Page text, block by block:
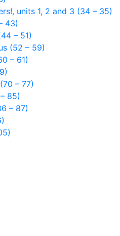
units 1, 2 and 3 (34 – 35)
43)
– 51)
(52 – 59)
– 61)
– 77)
85)
– 87)